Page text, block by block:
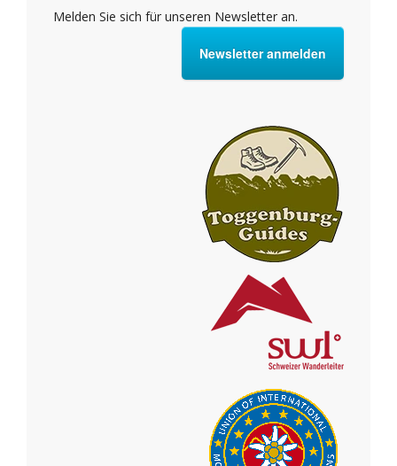
Melden Sie sich für unseren Newsletter an.
Newsletter anmelden